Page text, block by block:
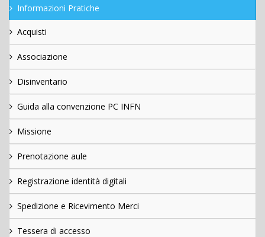
Informazioni Pratiche
Acquisti
Associazione
Disinventario
Guida alla convenzione PC INFN
Missione
Prenotazione aule
Registrazione identità digitali
Spedizione e Ricevimento Merci
Tessera di accesso